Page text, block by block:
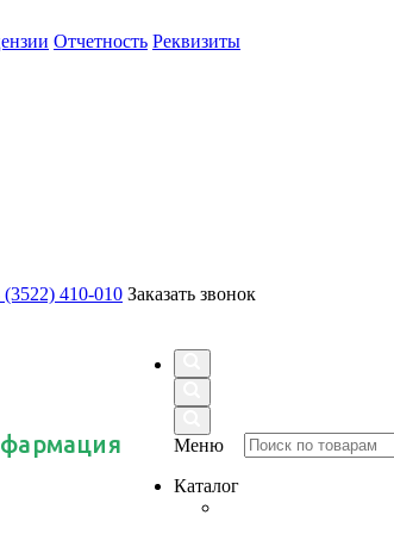
Отчетность Реквизиты
(3522) 410-010 Заказать звонок
Меню
Каталог